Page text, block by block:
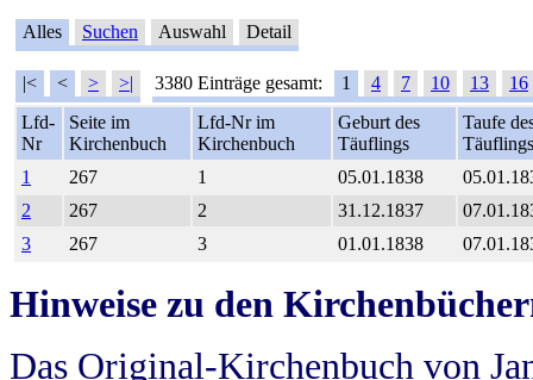
Alles Suchen Auswahl Detail
|< < > >| 3380 Einträge gesamt: 1 4 7 10 13
16
Lfd-
Nr
Seite im
Kirchenbuch
Lfd-Nr im
Kirchenbuch
Geburt des
Täuflings
Taufe
Täuflings
1
267 1 05.01.1838
2
267 2 31.12.1837
3
267 3 01.01.1838
Hinweise zu den
Das Original-Kirchenbuch von